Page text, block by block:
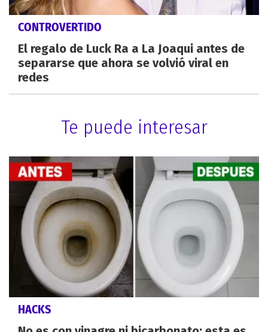
CONTROVERTIDO
El regalo de Luck Ra a La Joaqui antes de
separarse que ahora se volvió viral en
redes
Te puede interesar
HACKS